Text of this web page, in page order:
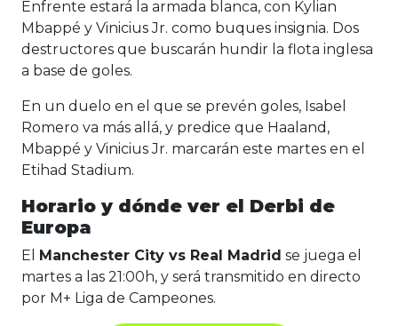
Enfrente estará la armada blanca, con Kylian
Mbappé y Vinicius Jr. como buques insignia. Dos
destructores que buscarán hundir la flota inglesa
a base de goles.
En un duelo en el que se prevén goles, Isabel
Romero va más allá, y predice que Haaland,
Mbappé y Vinicius Jr. marcarán este martes en el
Etihad Stadium.
Horario y dónde ver el Derbi de
Europa
El Manchester City vs Real Madrid se juega el
martes a las 21:00h, y será transmitido en directo
por M+ Liga de Campeones.